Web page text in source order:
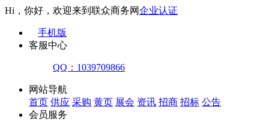
Hi，你好，欢迎来到联众商务网企业认证
手机版
客服中心
QQ：1039709866
网站导航
首页 供应 采购 黄页 展会 资讯 招商 招标 公告
会员服务